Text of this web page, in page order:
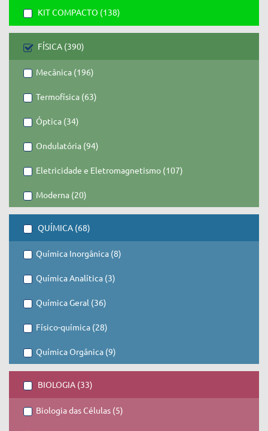
KIT COMPACTO (138)
FÍSICA (390)
Mecânica (196)
Termofísica (63)
Óptica (34)
Ondulatória (94)
Eletricidade e Eletromagnetismo (107)
Moderna (20)
QUÍMICA (68)
Química Inorgânica (8)
Química Analítica (3)
Química Geral (36)
Físico-química (28)
Química Orgânica (9)
BIOLOGIA (33)
Biologia das Células (5)